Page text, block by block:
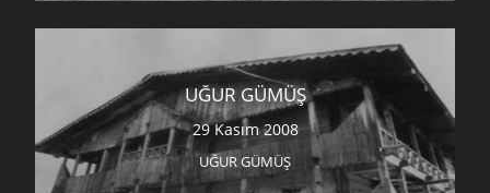
UĞUR GÜMÜŞ
29 Kasım 2008
UĞUR GÜMÜŞ